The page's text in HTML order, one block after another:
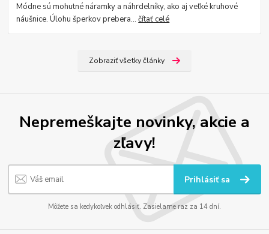
Módne sú mohutné náramky a náhrdelníky, ako aj veľké kruhové
náušnice. Úlohu šperkov prebera...čítať celé
Zobraziť všetky články
Nepremeškajte novinky, akcie a
zľavy!
Prihlásiť sa
Môžete sa kedykoľvek odhlásiť. Zasielame raz za 14 dní.